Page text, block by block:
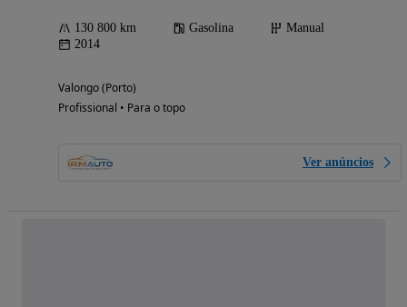
130 800 km Gasolina
Manual
2014
Valongo (Porto)
Profissional • Para o topo
Ver anúncios